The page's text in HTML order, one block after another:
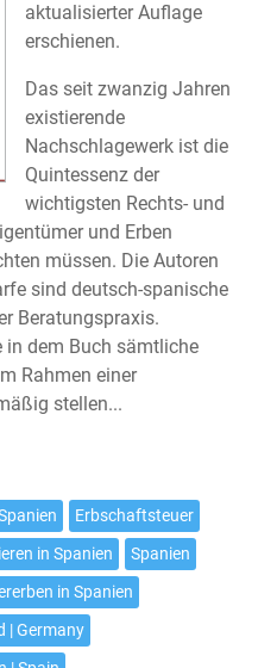
aktualisierter Auflage
erschienen.
Das seit zwanzig Jahren
existierende
Nachschlagewerk ist die
Quintessenz der
wichtigsten Rechts- und
und Erben
müssen. Die Autoren
sind deutsch-spanische
Beratungspraxis.
dem Buch sämtliche
Rahmen einer
stellen...
Jarfe:
Erbschaftsteuer
in Spanien
Spanien
in Spanien
| Germany